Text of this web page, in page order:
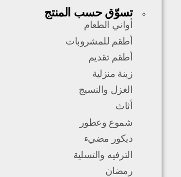
تسوّق حسب المنتج
أواني الطعام
أطقم للمشروبات
أطقم تقديم
زينة منزلية
الغزل والنسيج
أثاث
شموع وعطور
ديكور مضيء
الترفيه والتسلية
رمضان